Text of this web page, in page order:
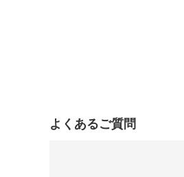
よくあるご質問